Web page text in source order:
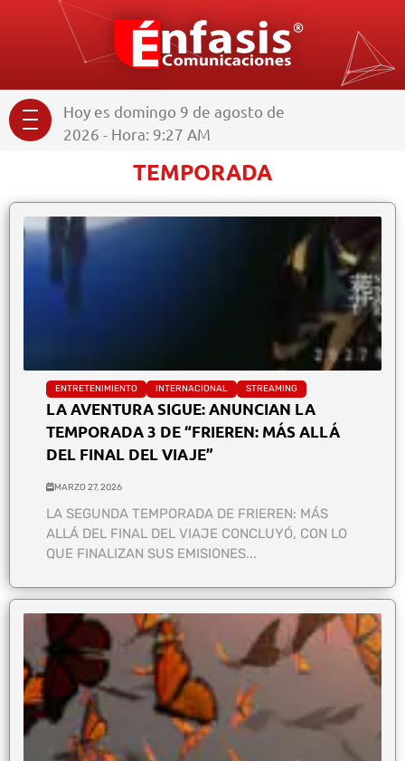
Hoy es domingo 9 de agosto de
2026 - Hora: 9:27 AM
TEMPORADA
ENTRETENIMIENTO INTERNACIONAL STREAMING
LA AVENTURA SIGUE: ANUNCIAN LA
TEMPORADA 3 DE “FRIEREN: MÁS ALLÁ
DEL FINAL DEL VIAJE”
MARZO 27, 2026
LA SEGUNDA TEMPORADA DE FRIEREN: MÁS
ALLÁ DEL FINAL DEL VIAJE CONCLUYÓ, CON LO
QUE FINALIZAN SUS EMISIONES...